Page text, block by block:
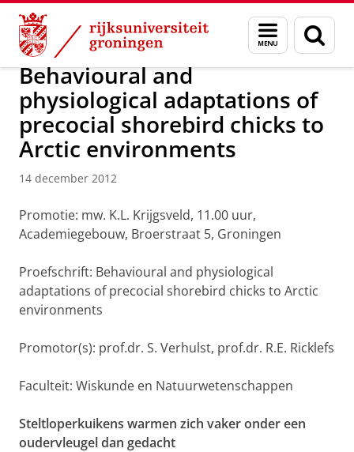
Skip
Content
Skip
Navigation
Menu
en
zoeken
Over ons Actueel Nieuws Nieuwsberichten
Behavioural and
physiological adaptations of
precocial shorebird chicks to
Arctic environments
14 december 2012
Promotie: mw. K.L. Krijgsveld, 11.00 uur,
Academiegebouw, Broerstraat 5, Groningen
Proefschrift: Behavioural and physiological
adaptations of precocial shorebird chicks to Arctic
environments
Promotor(s): prof.dr. S. Verhulst, prof.dr. R.E. Ricklefs
Faculteit: Wiskunde en Natuurwetenschappen
Steltloperkuikens warmen zich vaker onder een
oudervleugel dan gedacht